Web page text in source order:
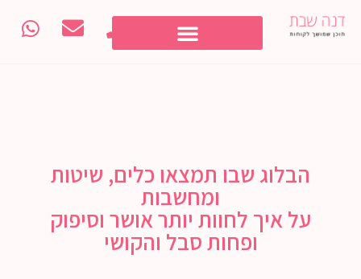
הבלוג שבו תמצאו כלים, שיטות
ומחשבות
על איך לחוות יותר אושר וסיפוק
ופחות סבל והקושי